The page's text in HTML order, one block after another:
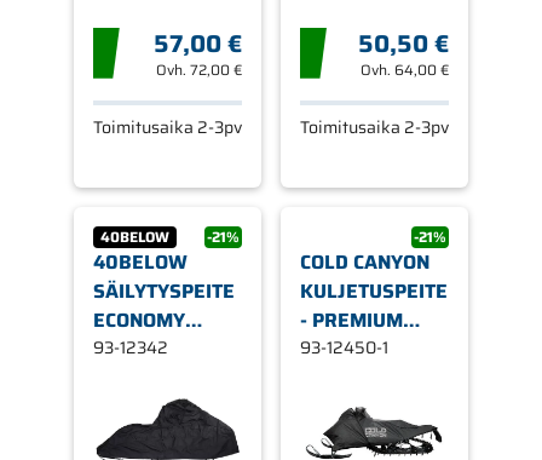
57,00 €
Ovh. 72,00 €
Toimitusaika 2-3pv
50,50 €
Ovh. 64,00 €
Toimitusaika 2-3pv
40BELOW -21%
40BELOW
SÄILYTYSPEITE
ECONOMY
YAMAHA
93-12342
-21%
COLD CANYON
KULJETUSPEITE
- PREMIUM
STANDARD
CATALYST
93-12450-1